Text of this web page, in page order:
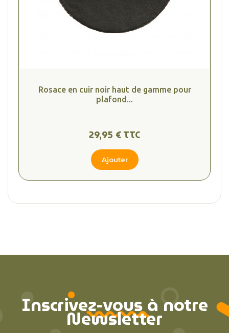
Rosace en cuir noir haut de gamme pour
plafond...
29,95 € TTC
Ajouter
Inscrivez-vous à notre
Newsletter